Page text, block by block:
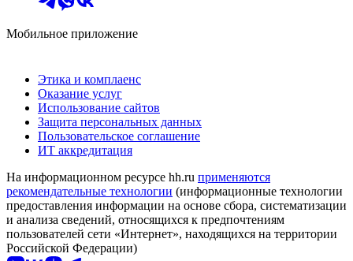
Мобильное приложение
Этика и комплаенс
Оказание услуг
Использование сайтов
Защита персональных данных
Пользовательское соглашение
ИТ аккредитация
На информационном ресурсе hh.ru применяются
рекомендательные технологии (информационные технологии
предоставления информации на основе сбора, систематизации
и анализа сведений, относящихся к предпочтениям
пользователей сети «Интернет», находящихся на территории
Российской Федерации)